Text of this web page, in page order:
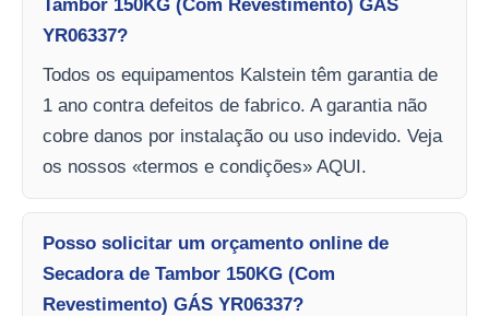
Tambor 150KG (Com Revestimento) GÁS
YR06337?
Todos os equipamentos Kalstein têm garantia de
1 ano contra defeitos de fabrico. A garantia não
cobre danos por instalação ou uso indevido. Veja
os nossos «termos e condições» AQUI.
Posso solicitar um orçamento online de
Secadora de Tambor 150KG (Com
Revestimento) GÁS YR06337?